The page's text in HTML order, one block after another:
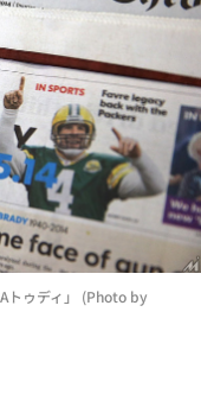
トゥディ」 (Photo by